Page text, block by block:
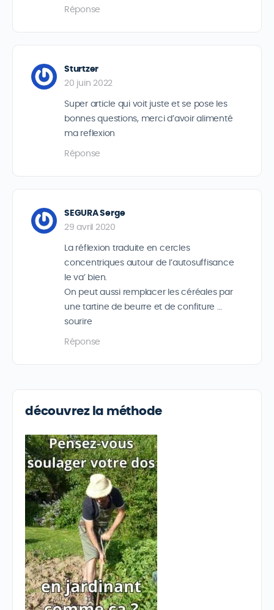
Réponse
Sturtzer
20 juin 2022
Super article qui voit juste et se pose les
bonnes questions, merci d’avoir alimenté
ma reflexion
Réponse
SEGURA Serge
29 avril 2020
La réflexion traduite en cercles
concentriques autour de l’autosuffisance
le va’ bien.
On peut aussi remplacer les céréales par
une tartine de beurre et de confiture …
sourire
Réponse
découvrez la méthode